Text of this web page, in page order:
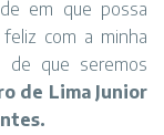
em que possa
com a minha
de que seremos
de Lima Junior